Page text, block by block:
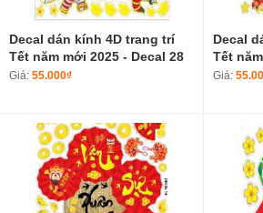
Decal dán kính 4D trang trí
Tết năm mới 2025 - Decal 28
Giá: 55.000₫
Decal
Tết
Giá: